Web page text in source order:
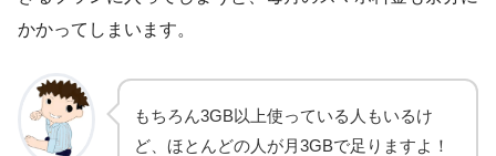
かかってしまいます。
もちろん3GB以上使っている人もいるけ
ど、ほとんどの人が月3GBで足りますよ！